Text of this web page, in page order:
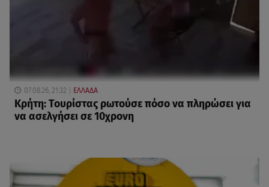
07.08.26, 21:32 ΕΛΛΑΔΑ
Κρήτη: Τουρίστας ρωτούσε πόσο να πληρώσει για
να ασελγήσει σε 10χρονη